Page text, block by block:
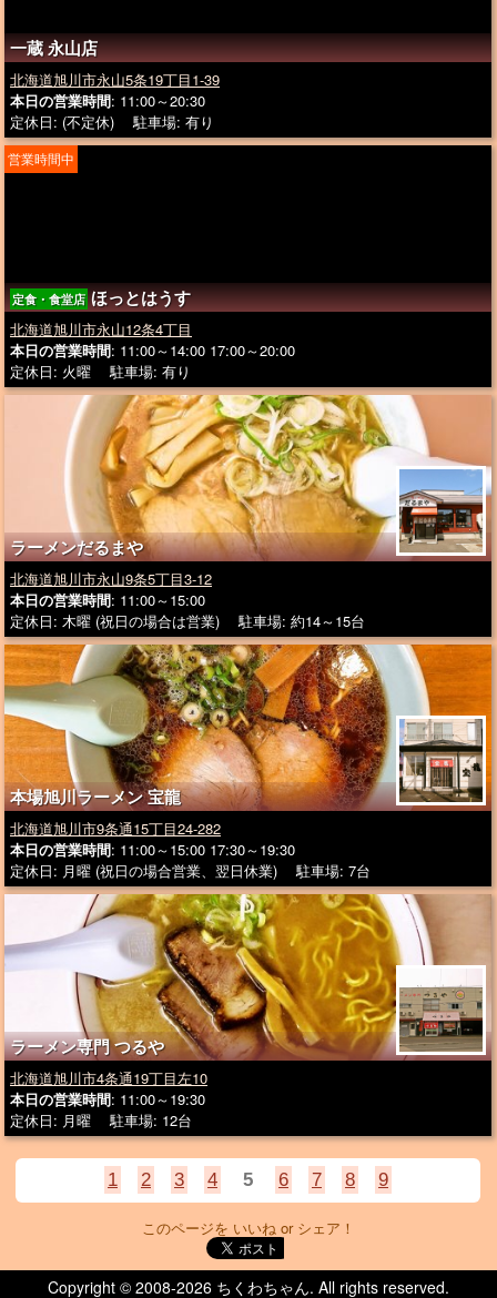
一蔵 永山店
北海道旭川市永山5条19丁目1-39
本日の営業時間: 11:00～20:30
定休日: (不定休) 駐車場: 有り
定食・食堂店 ほっとはうす
営業時間中
北海道旭川市永山12条4丁目
本日の営業時間: 11:00～14:00 17:00～20:00
定休日: 火曜 駐車場: 有り
ラーメンだるまや
北海道旭川市永山9条5丁目3-12
本日の営業時間: 11:00～15:00
定休日: 木曜 (祝日の場合は営業) 駐車場: 約14～15台
本場旭川ラーメン 宝龍
北海道旭川市9条通15丁目24-282
本日の営業時間: 11:00～15:00 17:30～19:30
定休日: 月曜 (祝日の場合営業、翌日休業) 駐車場: 7台
ラーメン専門 つるや
北海道旭川市4条通19丁目左10
本日の営業時間: 11:00～19:30
定休日: 月曜 駐車場: 12台
1 2 3 4 5 6 7 8 9
このページを いいね or シェア！
Copyright © 2008-2026 ちくわちゃん. All rights reserved.